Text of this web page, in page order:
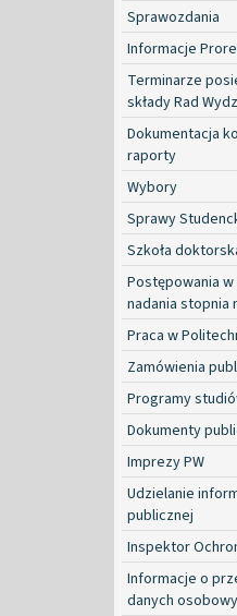
Sprawozdania
Informacje
Terminarze
składy Rad
Dokumentacja
raporty
Wybory
Sprawy
Szkoła
Postępowania
nadania stopnia
Praca w
Zamówienia
Programy
Dokumenty
Imprezy PW
Udzielanie
publicznej
Inspektor
Informacje o
danych